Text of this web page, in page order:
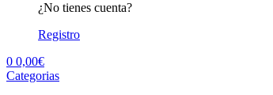
¿No tienes cuenta?
Registro
0 0,00€
Categorias